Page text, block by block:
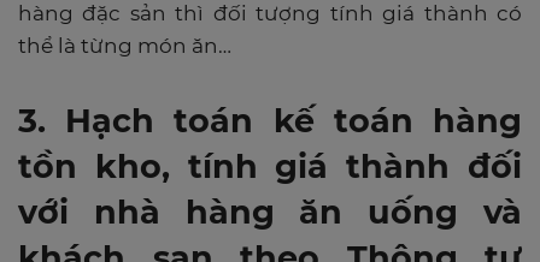
hàng đặc sản thì đối tượng tính giá thành có
thể là từng món ăn…
3. Hạch toán kế toán hàng
tồn kho, tính giá thành đối
với nhà hàng ăn uống và